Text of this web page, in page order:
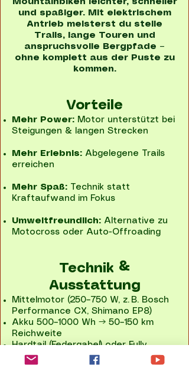
Mountainbiken leichter, schneller
und spaßiger. Mit elektrischem
Antrieb meisterst du steile
Trails, lange Touren und
anspruchsvolle Bergpfade –
ohne komplett aus der Puste zu
kommen.
Vorteile
Mehr Power: Motor unterstützt bei
Steigungen & langen Strecken
Mehr Erlebnis: Abgelegene Trails
erreichen
Mehr Spaß:
Technik statt
Kraftaufwand im Fokus
Umweltfreundlich: Alternative zu
Motocross oder Auto-Offroading
Technik &
Ausstattung
Mittelmotor (250–750 W, z. B. Bosch
Performance CX, Shimano EP8)
Akku 500–1000 Wh → 50–150 km
Reichweite
Hardtail (Federgabel) oder Fully
(vollgefedert)
Grobstollige Reifen (2,4–2,8 Zoll)